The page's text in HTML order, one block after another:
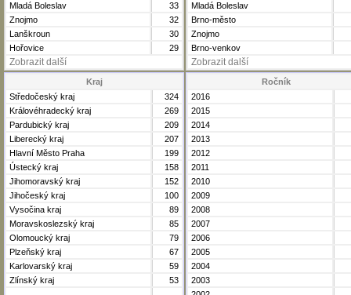
Mladá Boleslav
33
Znojmo
32
Lanškroun
30
Hořovice
29
Zobrazit další
Mladá Boleslav
Brno-město
Znojmo
Brno-venkov
Zobrazit další
Kraj
Středočeský kraj
324
Královéhradecký kraj
269
Pardubický kraj
209
Liberecký kraj
207
Hlavní Město Praha
199
Ústecký kraj
158
Jihomoravský kraj
152
Jihočeský kraj
100
Vysočina kraj
89
Moravskoslezský kraj
85
Olomoucký kraj
79
Plzeňský kraj
67
Karlovarský kraj
59
Zlínský kraj
53
Ročník
2016
2015
2014
2013
2012
2011
2010
2009
2008
2007
2006
2005
2004
2003